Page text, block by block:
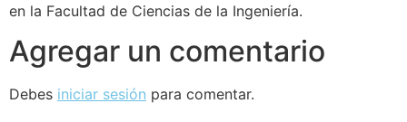
en la Facultad de Ciencias de la Ingeniería.
Agregar un comentario
Debes iniciar sesión para comentar.